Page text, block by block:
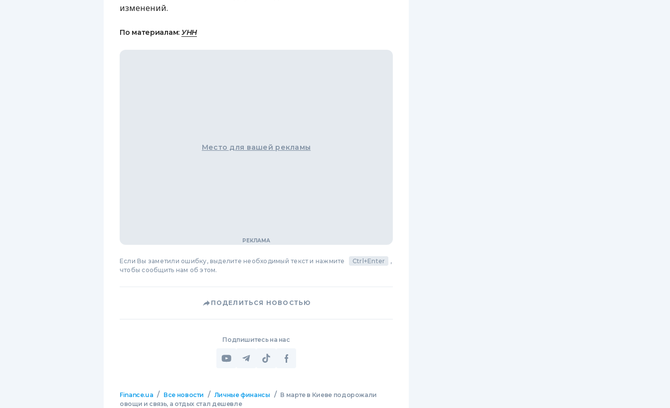
изменений.
По материалам: УНН
Место для вашей рекламы
Если Вы заметили ошибку, выделите необходимый текст и нажмите Ctrl+Enter
,
чтобы сообщить нам об этом.
ПОДЕЛИТЬСЯ НОВОСТЬЮ
Подпишитесь на нас
Finance.ua / Все новости / Личные финансы / В марте в Киеве подорожали
овощи и связь, а отдых стал дешевле